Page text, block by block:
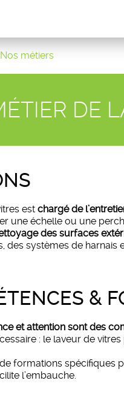
Nos métiers
DE
est chargé de
une échelle ou une
des surfaces
des systèmes de harnais
&
et attention sont des
: le laveur de
de formations
l’embauche.